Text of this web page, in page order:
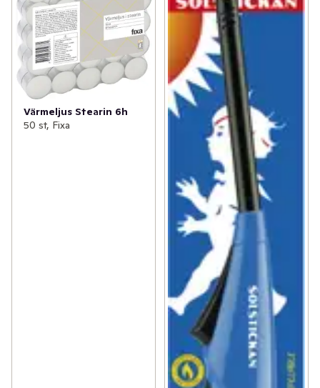
Värmeljus Stearin 6h
50 st, Fixa